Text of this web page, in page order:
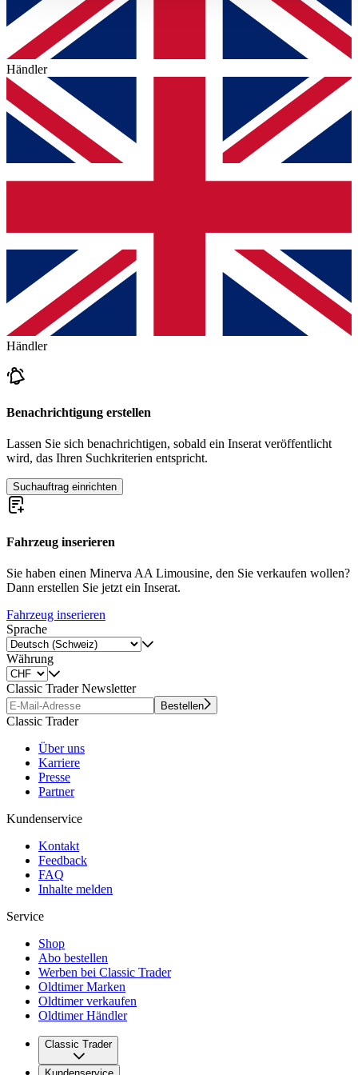
gesammelt haben.
Datenschutzerklärung
Händler
Händler
Benachrichtigung erstellen
Lassen Sie sich benachrichtigen, sobald ein Inserat veröffentlicht
wird, das Ihren Suchkriterien entspricht.
Suchauftrag einrichten
Fahrzeug inserieren
Sie haben einen Minerva AA Limousine, den Sie verkaufen wollen?
Dann erstellen Sie jetzt ein Inserat.
Fahrzeug inserieren
Sprache
Währung
Classic Trader Newsletter
Bestellen
Classic Trader
Über uns
Karriere
Presse
Partner
Kundenservice
Kontakt
Feedback
FAQ
Inhalte melden
Service
Shop
Abo bestellen
Werben bei Classic Trader
Oldtimer Marken
Oldtimer verkaufen
Oldtimer Händler
Classic Trader
Über uns